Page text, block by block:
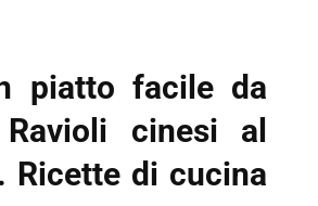
piatto facile da
cinesi al
Ricette di cucina